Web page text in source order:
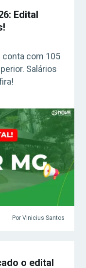
Edital
conta com 105
Salários
Por Vinicius Santos
o edital